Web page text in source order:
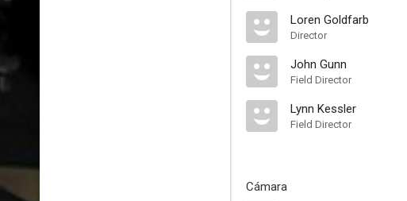
Loren Goldfarb
Director
John Gunn
Field Director
Lynn Kessler
Field Director
Cámara